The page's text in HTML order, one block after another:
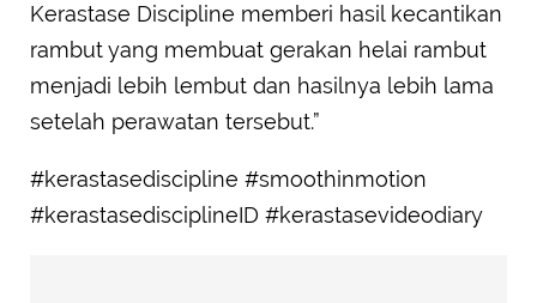
Kerastase Discipline memberi hasil kecantikan
rambut yang membuat gerakan helai rambut
menjadi lebih lembut dan hasilnya lebih lama
setelah perawatan tersebut.”
#kerastasediscipline #smoothinmotion
#kerastasedisciplineID #kerastasevideodiary